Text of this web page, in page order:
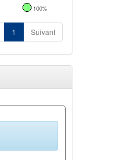
100%
1 Suivant